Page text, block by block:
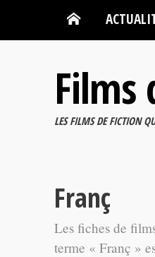
Films
LES FILMS DE FICTION
Franç
Les fiches de
terme « Franç »